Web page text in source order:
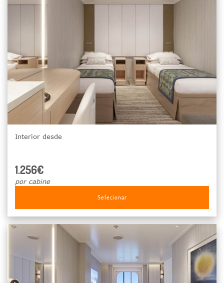
Interior desde
1.256€
por cabine
Selecionar